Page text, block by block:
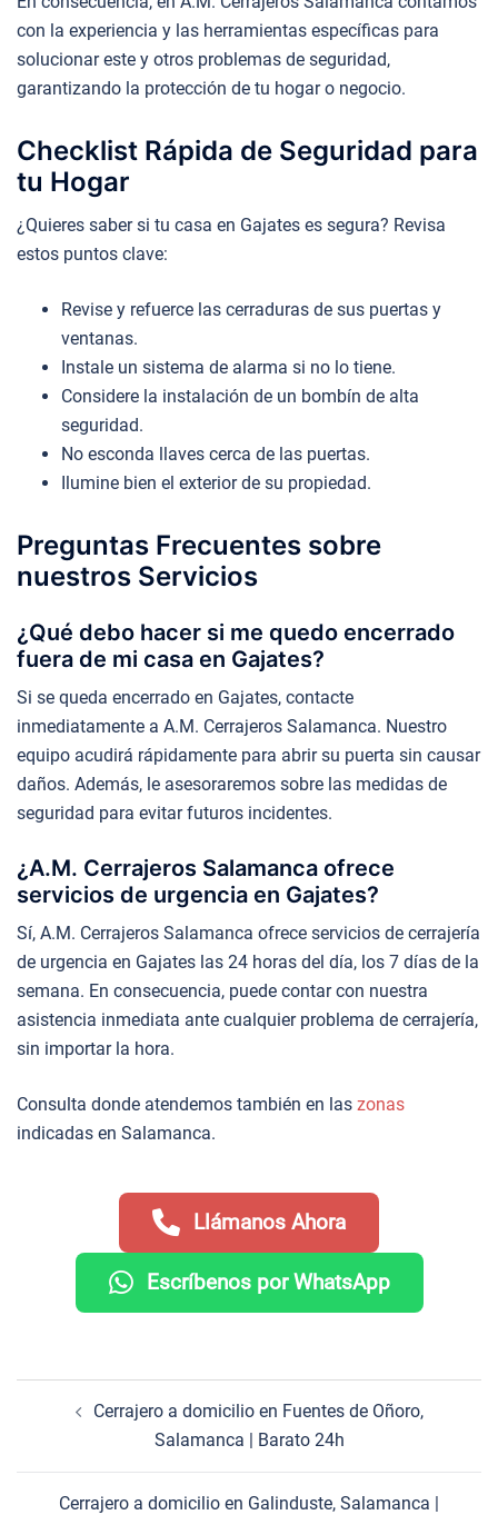
con la experiencia y las herramientas específicas para
solucionar este y otros problemas de seguridad,
garantizando la protección de tu hogar o negocio.
Checklist Rápida de Seguridad para
tu Hogar
¿Quieres saber si tu casa en Gajates es segura? Revisa
estos puntos clave:
Revise y refuerce las cerraduras de sus puertas y
ventanas.
Instale un sistema de alarma si no lo tiene.
Considere la instalación de un bombín de alta
seguridad.
No esconda llaves cerca de las puertas.
Ilumine bien el exterior de su propiedad.
Preguntas Frecuentes sobre
nuestros Servicios
¿Qué debo hacer si me quedo encerrado
fuera de mi casa en Gajates?
Si se queda encerrado en Gajates, contacte
inmediatamente a A.M. Cerrajeros Salamanca. Nuestro
equipo acudirá rápidamente para abrir su puerta sin causar
daños. Además, le asesoraremos sobre las medidas de
seguridad para evitar futuros incidentes.
¿A.M. Cerrajeros Salamanca ofrece
servicios de urgencia en Gajates?
Sí, A.M. Cerrajeros Salamanca ofrece servicios de cerrajería
de urgencia en Gajates las 24 horas del día, los 7 días de la
semana. En consecuencia, puede contar con nuestra
asistencia inmediata ante cualquier problema de cerrajería,
sin importar la hora.
Consulta donde atendemos también en las zonas
indicadas en Salamanca.
Llámanos Ahora
Escríbenos por WhatsApp
Cerrajero a domicilio en Fuentes de Oñoro,
Salamanca | Barato 24h
Cerrajero a domicilio en Galinduste, Salamanca |